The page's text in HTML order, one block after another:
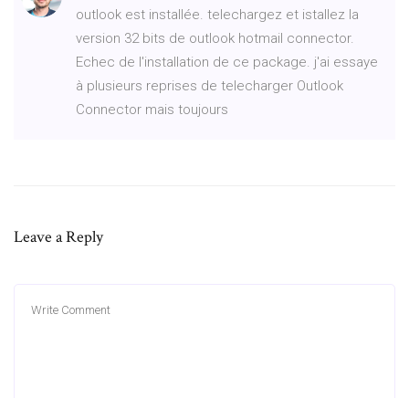
outlook est installée. telechargez et istallez la
version 32 bits de outlook hotmail connector.
Echec de l'installation de ce package. j'ai essaye
à plusieurs reprises de telecharger Outlook
Connector mais toujours
Leave a Reply